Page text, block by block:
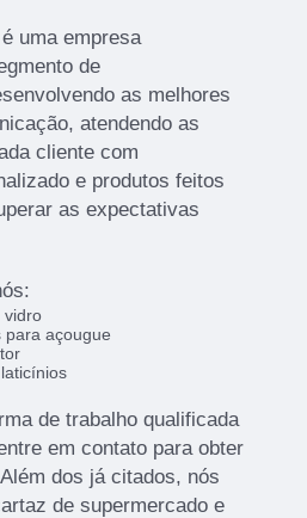
uma empresa
de
as melhores
atendendo as
cliente com
e produtos feitos
as expectativas
vidro
para açougue
de trabalho qualificada
em contato para obter
dos já citados, nós
de supermercado e